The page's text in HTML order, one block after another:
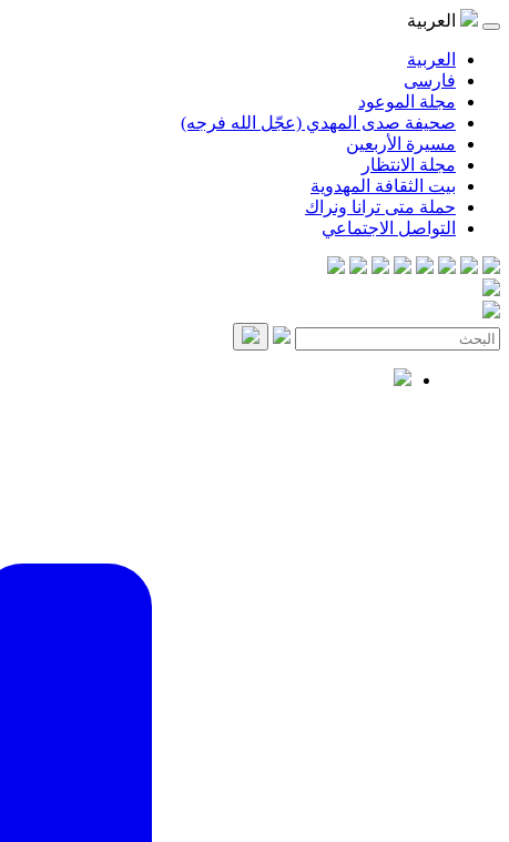
العربية
العربية
فارسی
مجلة الموعود
صحيفة صدى المهدي (عجّل الله فرجه)
مسيرة الأربعين
مجلة الانتظار
بيت الثقافة المهدوية
حملة متى ترانا ونراك
التواصل الاجتماعي